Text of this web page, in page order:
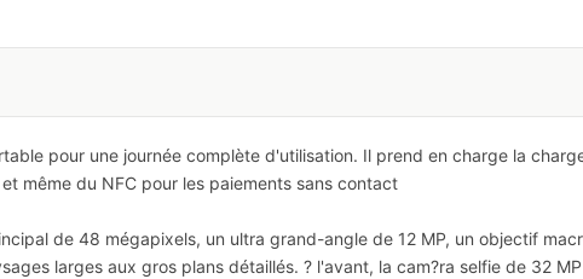
pour une journée complète d'utilisation. Il prend en charge la
même du NFC pour les paiements sans contact
de 48 mégapixels, un ultra grand-angle de 12 MP, un objectif
larges aux gros plans détaillés. ? l'avant, la cam?ra selfie de 32